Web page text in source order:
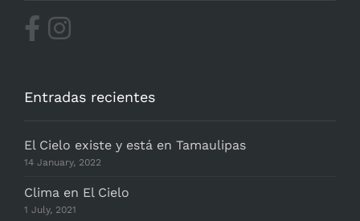
Entradas recientes
El Cielo existe y está en Tamaulipas
14 January, 2022
Clima en El Cielo
1 July, 2021